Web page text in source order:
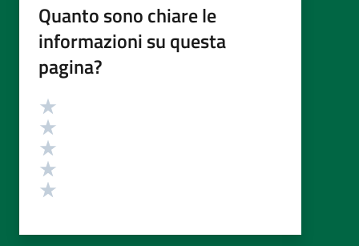
Quanto sono chiare le
informazioni su questa
pagina?
Valutazione